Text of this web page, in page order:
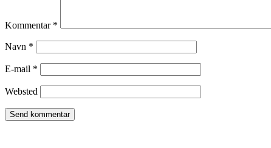
Kommentar *
Navn *
E-mail *
Websted